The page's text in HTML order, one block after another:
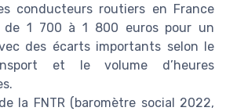
conducteurs routiers en France
de 1 700 à 1 800 euros pour un
des écarts importants selon le
et le volume d’heures
la FNTR (baromètre social 2022,